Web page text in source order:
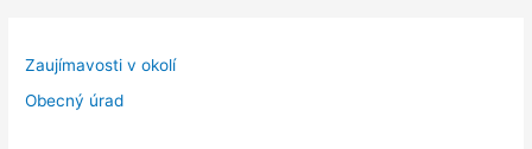
Zaujímavosti v okolí
Obecný úrad